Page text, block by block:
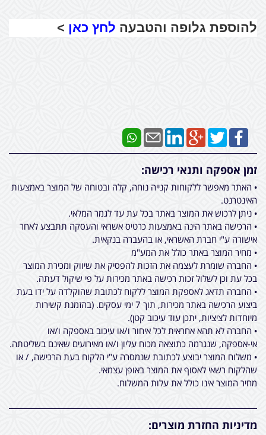
להוספת גלופה והטבעה לחץ כאן >
זמן אספקה ותנאי רכישה:
• האתר מאפשר ללקוחות קנייה נוחה, קלה ובטוחה של המוצר באמצעות
האינטרנט.
• ניתן לרכוש את המוצר באתר בכל עת עד לגמר המלאי.
• הרכישה באתר הינה באמצעות כרטיס אשראי והעסקה תתבצע לאחר
אישורה ע"י חברת האשראי, או בהעברה בנקאית.
• מחיר המוצר באתר כולל את המע"מ
• החברה שומרת לעצמה את הזכות להפסיק את שיווק ומכירת המוצר
בכל עת וכן לשלול זכות רכישה באתר מכירות על פי שיקול דעתה.
• החברה תדאג לאספקת המוצר ללקוח לכתובת שהוקלדה על ידו בעת
ביצוע הרכישה באתר מכירות, תוך 7 ימי עסקים. (בהזמנת קשירות
מיוחדות לציציות, יתכן עוד עיכוב קטן).
• החברה לא תהא אחראית לכל איחור ו/או עיכוב באספקה ו/או
אי-אספקה, שנגרמה כתוצאה מכוח עליון ו/או מאירועים שאינם בשליטתה.
• משלוח המוצר יבוצע לכתובת שנמסרה ע"י הלקוח בעת הרכישה, / או
שהלקוח רשאי לאסוף את המוצר באופן עצמאי.
מחיר המוצר אינו כולל את עלות המשלוח.
מדיניות החזרת מוצרים: